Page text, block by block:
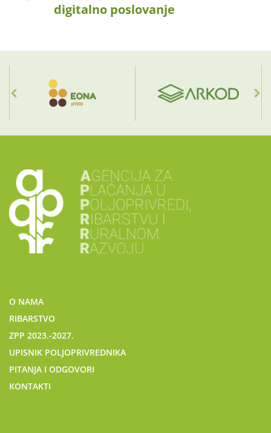
digitalno poslovanje
O NAMA
RIBARSTVO
ZPP 2023.-2027.
UPISNIK POLJOPRIVREDNIKA
PITANJA I ODGOVORI
KONTAKTI